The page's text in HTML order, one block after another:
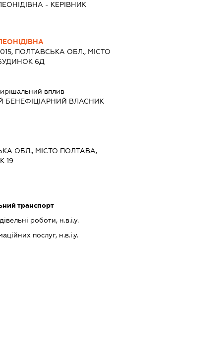
- КЕРІВНИК
ПОЛТАВСЬКА ОБЛ., МІСТО
6Д
вплив
БЕНЕФІЦІАРНИЙ ВЛАСНИК
ОБЛ., МІСТО ПОЛТАВА,
19
транспорт
роботи, н.в.і.у.
послуг, н.в.і.у.